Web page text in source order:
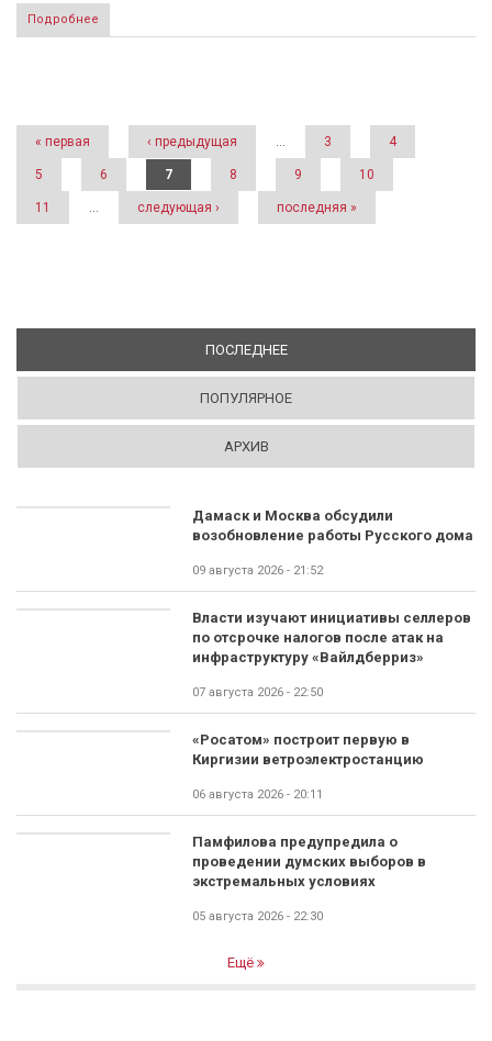
Подробнее
Страницы
« первая ‹ предыдущая … 3 4
5 6 7 8 9 10
11 … следующая › последняя »
ПОСЛЕДНЕЕ(АКТИВНАЯ ВКЛАДКА)
ПОПУЛЯРНОЕ
АРХИВ
Дамаск и Москва обсудили
возобновление работы Русского дома
09 августа 2026 - 21:52
Власти изучают инициативы селлеров
по отсрочке налогов после атак на
инфраструктуру «Вайлдберриз»
07 августа 2026 - 22:50
«Росатом» построит первую в
Киргизии ветроэлектростанцию
06 августа 2026 - 20:11
Памфилова предупредила о
проведении думских выборов в
экстремальных условиях
05 августа 2026 - 22:30
Ещё